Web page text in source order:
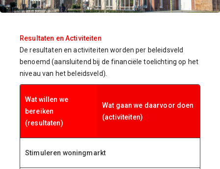
Resultaten en Activiteiten
De resultaten en activiteiten worden per beleidsveld
benoemd (aansluitend bij de financiële toelichting op het
niveau van het beleidsveld)
Wat willen we
bereiken
(resultaten)
Wat gaan we daarvoor doen
(activiteiten)
Stimuleren woningmarkt